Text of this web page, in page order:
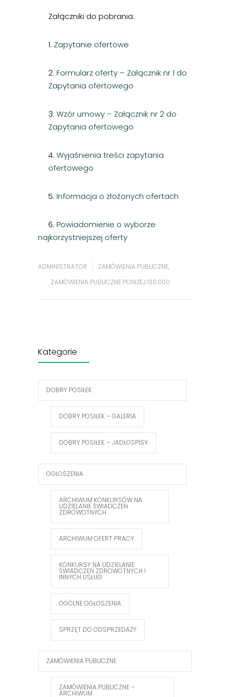
Załączniki do pobrania:
1. Zapytanie ofertowe
2. Formularz oferty – Załącznik nr 1 do
Zapytania ofertowego
3. Wzór umowy – Załącznik nr 2 do
Zapytania ofertowego
4. Wyjaśnienia treści zapytania
ofertowego
5. Informacja o złożonych ofertach
6. Powiadomienie o wyborze
najkorzystniejszej oferty
ADMINISTRATOR ZAMÓWIENIA PUBLICZNE,
ZAMÓWIENIA PUBLICZNE PONIŻEJ 130.000
Kategorie
DOBRY POSIŁEK
DOBRY POSIŁEK – GALERIA
DOBRY POSIŁEK – JADŁOSPISY
OGŁOSZENIA
ARCHIWUM KONKURSÓW NA
UDZIELANIE ŚWIADCZEŃ
ZDROWOTNYCH
ARCHIWUM OFERT PRACY
KONKURSY NA UDZIELANIE
ŚWIADCZEŃ ZDROWOTNYCH I
INNYCH USŁUG
OGÓLNE OGŁOSZENIA
SPRZĘT DO ODSPRZEDAŻY
ZAMÓWIENIA PUBLICZNE
ZAMÓWIENIA PUBLICZNE –
ARCHIWUM